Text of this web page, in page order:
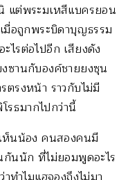
แต่พระมเหสีแบครยอน
มื่อถูกพระบิดาบุญธรรม
ไรต่อไปอีก เสียงดัง
ซานกับองค์ชายยงซุน
รงหน้า ราวกับไม่มี
รธมากไปกว่านี้
ห็นน้อง คนสองคนมี
นนัก ที่ไม่ยอมพูดอะไร